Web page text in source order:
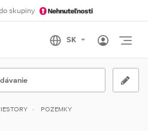
skupiny
POZEMKY